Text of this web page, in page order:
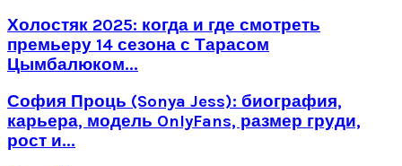
Холостяк 2025: когда и где смотреть
премьеру 14 сезона с Тарасом
Цымбалюком...
София Проць (Sonya Jess): биография,
карьера, модель OnlyFans, размер груди,
рост и...